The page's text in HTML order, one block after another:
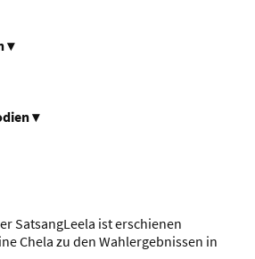
▾
▾
SatsangLeela ist erschienen
Chela zu den Wahlergebnissen in